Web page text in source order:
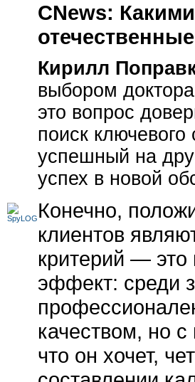
CNews:
Кирилл
выбором
это вопрос
поиск
успешный на
успех в новой
Конечно,
клиентов
критерий — это
эффект: среди
качеством, но
что он хочет,